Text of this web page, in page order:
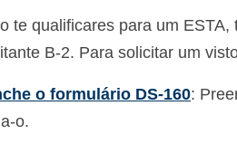
te qualificares para um
B-2. Para solicitar um
o formulário DS-160:
o.